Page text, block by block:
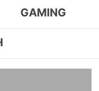
GAMING